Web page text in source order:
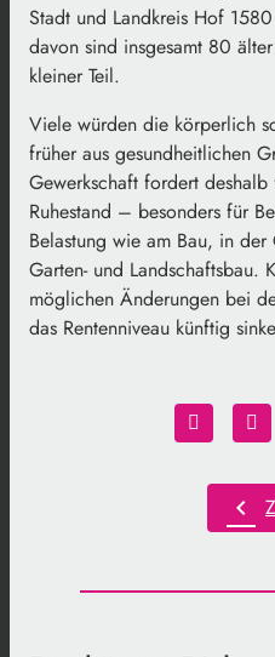
Stadt und Landkreis Hof
davon sind insgesamt 80
kleiner Teil.
Viele würden die körperlich
früher aus gesundheitlichen
Gewerkschaft fordert
Ruhestand – besonders für
Belastung wie am Bau, in
Garten- und Landschaftsbau.
möglichen Änderungen bei
das Rentenniveau künftig
chevron_left